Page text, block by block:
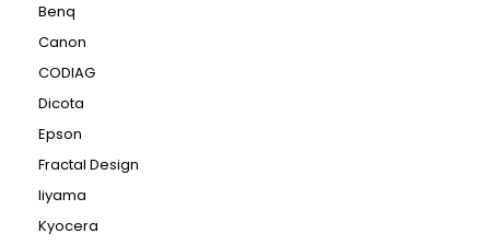
Benq
Canon
CODIAG
Dicota
Epson
Fractal Design
Iiyama
Kyocera